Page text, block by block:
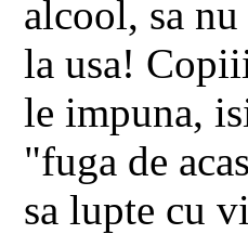
alcool, sa nu
la usa!
le impuna,
"fuga de
sa lupte cu